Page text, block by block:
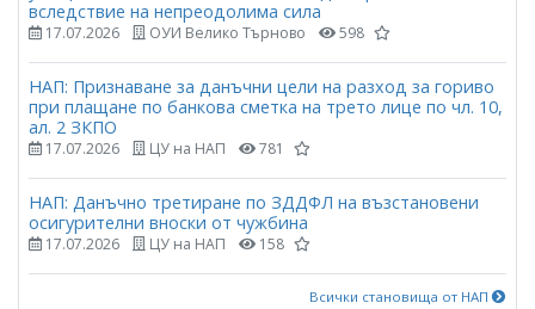
вследствие на непреодолима сила
17.07.2026 ОУИ Велико Търново 598
НАП: Признаване за данъчни цели на разход за гориво
при плащане по банкова сметка на трето лице по чл. 10,
ал. 2 ЗКПО
17.07.2026 ЦУ на НАП 781
НАП: Данъчно третиране по ЗДДФЛ на възстановени
осигурителни вноски от чужбина
17.07.2026 ЦУ на НАП 158
Всички становища от НАП